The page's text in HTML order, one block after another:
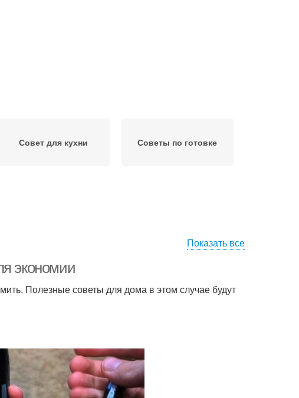
Совет для кухни Советы по готовке
Показать все
экономии
Полезные советы для дома в этом случае будут